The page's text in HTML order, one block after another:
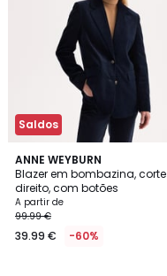
Saldos
ANNE WEYBURN
Blazer em bombazina, corte
direito, com botões
A partir de
99.99 €
39.99 € -60%
4,6
/ 5
3
Cores